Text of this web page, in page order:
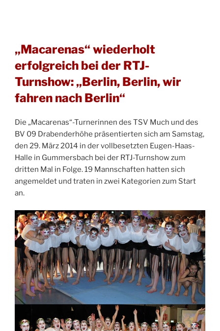
„Macarenas“ wiederholt
erfolgreich bei der RTJ-
Turnshow: „Berlin, Berlin, wir
fahren nach Berlin“
Die „Macarenas“-Turnerinnen des TSV Much und des
BV 09 Drabenderhöhe präsentierten sich am Samstag,
den 29. März 2014 in der vollbesetzten Eugen-Haas-
Halle in Gummersbach bei der RTJ-Turnshow zum
dritten Mal in Folge. 19 Mannschaften hatten sich
angemeldet und traten in zwei Kategorien zum Start
an.